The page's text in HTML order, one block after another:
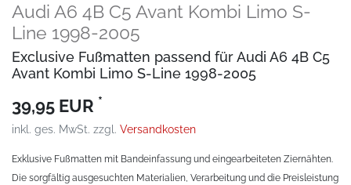
Audi A6 4B C5 Avant Kombi Limo S-
Line 1998-2005
Exclusive Fußmatten passend für Audi A6 4B C5
Avant Kombi Limo S-Line 1998-2005
39,95 EUR *
inkl. ges. MwSt. zzgl. Versandkosten
Exklusive Fußmatten mit Bandeinfassung und eingearbeiteten Ziernähten.
Die sorgfältig ausgesuchten Materialien, Verarbeitung und die Preisleistung